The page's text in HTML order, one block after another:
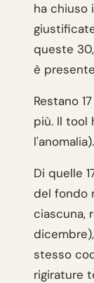
ha chiuso
queste
è
Restano
più. Il tool
Di quelle
del fondo
ciascuna,
stesso
rigirature